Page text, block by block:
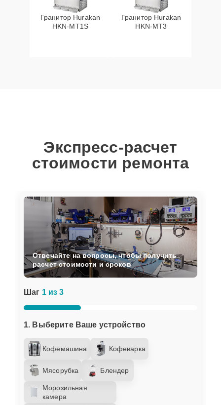
Гранитор Hurakan
HKN-MT1S
Гранитор Hurakan
HKN-MT3
Экспресс-расчет
стоимости ремонта
Шаг 1 из 3
1. Выберите Ваше устройство
Кофемашина Кофеварка
Мясорубка Блендер
Морозильная
камера
Отвечайте на вопросы, чтобы получить
расчет стоимости и сроков